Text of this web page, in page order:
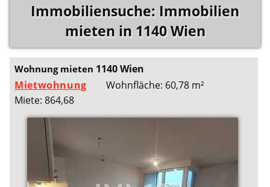
Immobiliensuche: Immobilien
mieten in 1140 Wien
Wohnung mieten 1140 Wien
Mietwohnung
Wohnfläche: 60,78 m²
Miete: 864,68